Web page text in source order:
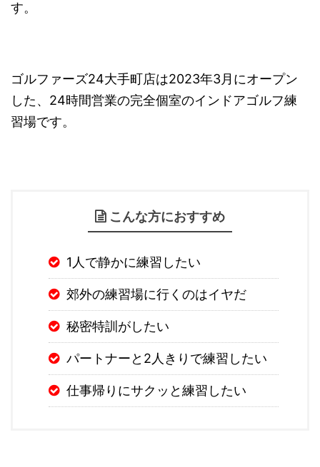
す。
ゴルファーズ24大手町店は2023年3月にオープン
した、24時間営業の完全個室のインドアゴルフ練
習場です。
こんな方におすすめ
1人で静かに練習したい
郊外の練習場に行くのはイヤだ
秘密特訓がしたい
パートナーと2人きりで練習したい
仕事帰りにサクッと練習したい